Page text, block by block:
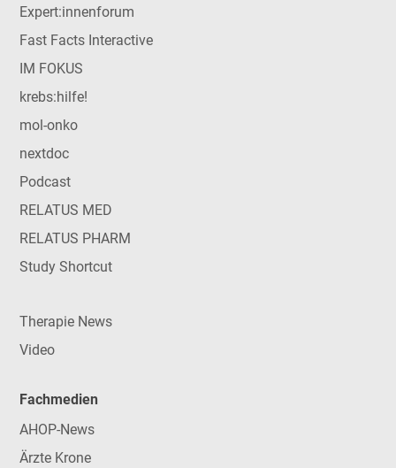
Expert:innenforum
Fast Facts Interactive
IM FOKUS
krebs:hilfe!
mol-onko
nextdoc
Podcast
RELATUS MED
RELATUS PHARM
Study Shortcut
Therapie News
Video
Fachmedien
AHOP-News
Ärzte Krone